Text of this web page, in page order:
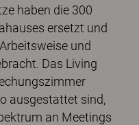
haben die 300
ersetzt und
und
Das Living
ausgestattet sind,
an Meetings